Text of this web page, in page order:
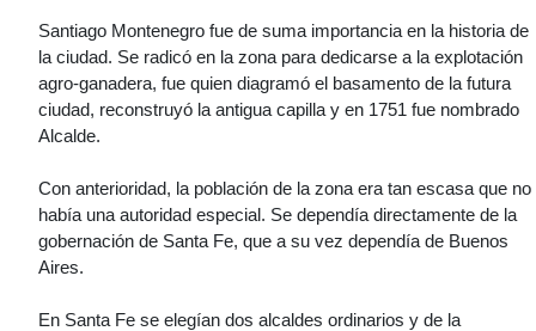
Santiago Montenegro fue de suma importancia en la historia de
la ciudad. Se radicó en la zona para dedicarse a la explotación
agro-ganadera, fue quien diagramó el basamento de la futura
ciudad, reconstruyó la antigua capilla y en 1751 fue nombrado
Alcalde.
Con anterioridad, la población de la zona era tan escasa que no
había una autoridad especial. Se dependía directamente de la
gobernación de Santa Fe, que a su vez dependía de Buenos
Aires.
En Santa Fe se elegían dos alcaldes ordinarios y de la